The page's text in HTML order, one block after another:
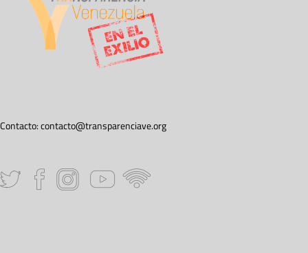
Contacto:contacto@transparenciave.org